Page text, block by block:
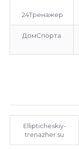
24Тренажер
ДомСпорта
Ellipticheskiy-
trenazher.su